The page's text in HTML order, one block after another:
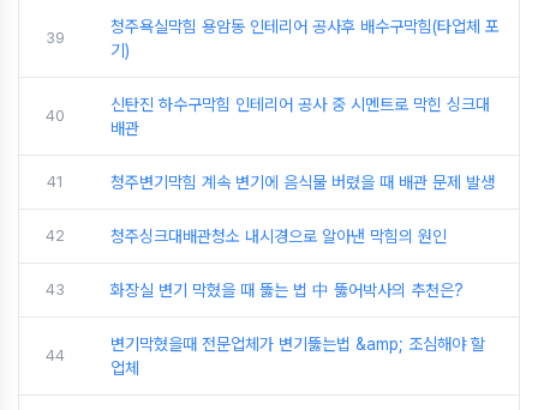
39
청주욕실막힘 용암동 인테리어 공사후 배수구막힘(타업체 포
기)
40
신탄진 하수구막힘 인테리어 공사 중 시멘트로 막힌 싱크대
배관
41 청주변기막힘 계속 변기에 음식물 버렸을 때 배관 문제 발생
42 청주싱크대배관청소 내시경으로 알아낸 막힘의 원인
43 화장실 변기 막혔을 때 뚫는 법 中 뚫어박사의 추천은?
44
변기막혔을때 전문업체가 변기뚫는법 &amp; 조심해야 할
업체